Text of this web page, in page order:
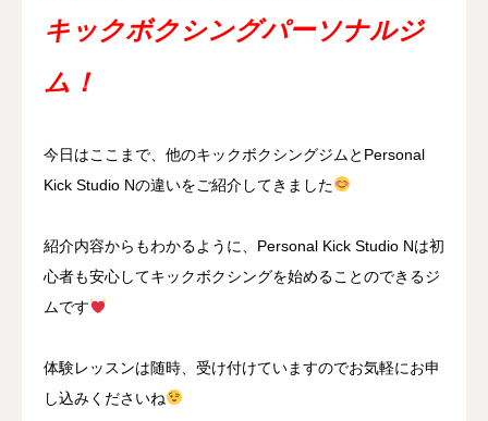
キックボクシングパーソナルジ
ム！
今日はここまで、他のキックボクシングジムとPersonal
Kick Studio Nの違いをご紹介してきました
紹介内容からもわかるように、Personal Kick Studio Nは初
心者も安心してキックボクシングを始めることのできるジ
ムです
体験レッスンは随時、受け付けていますのでお気軽にお申
し込みくださいね